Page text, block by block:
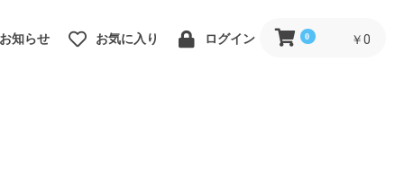
知らせ お気に入り ログイン 0 ￥0